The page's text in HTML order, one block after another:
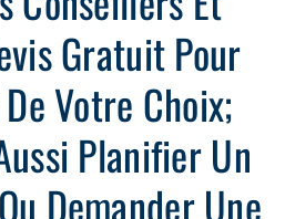
Gratuit Pour
Votre Choix;
Planifier Un
Demander Une